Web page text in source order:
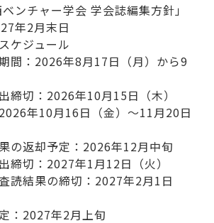
ンチャー学会 学会誌編集方針」
年2月末日
ケジュール
間：2026年8月17日（月）から9
締切：2026年10月15日（木）
年10月16日（金）～11月20日
の返却予定：2026年12月中旬
締切：2027年1月12日（火）
読結果の締切：2027年2月1日
：2027年2月上旬